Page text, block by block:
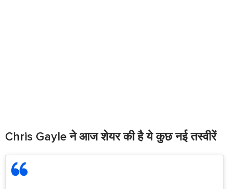
Chris Gayle ने आज शेयर की है ये कुछ नई तस्वीरें